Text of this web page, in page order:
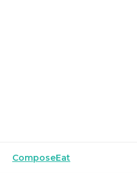
ComposeEat